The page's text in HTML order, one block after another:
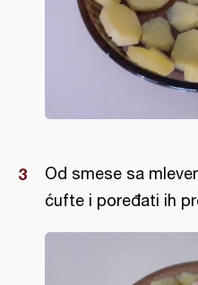
Od smese sa
ćufte i poređati ih